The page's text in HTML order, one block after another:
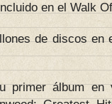
en el Walk
de discos en
primer álbum